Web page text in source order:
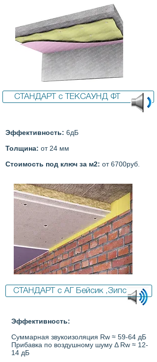
СТАНДАРТ с ТЕКСАУНД ФТ
Эффективность: 6дБ
Толщина: от 24 мм
Стоимость под ключ за м2: от 6700руб.
СТАНДАРТ с АГ Бейсик ,Зипс
Эффективность:
Суммарная звукоизоляция Rw ≈ 59-64 дБ
Прибавка по воздушному шуму Δ Rw ≈ 12-
14 дБ